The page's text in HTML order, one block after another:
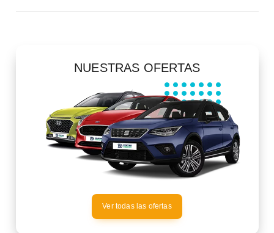
NUESTRAS OFERTAS
Ver todas las ofertas